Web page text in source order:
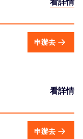
申辦去
看詳情
申辦去